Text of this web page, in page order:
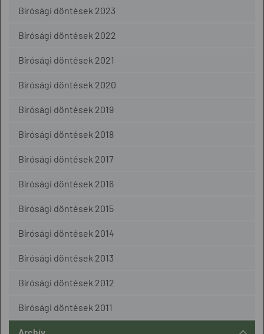
Bírósági döntések 2023
Bírósági döntések 2022
Bírósági döntések 2021
Bírósági döntések 2020
Bírósági döntések 2019
Bírósági döntések 2018
Bírósági döntések 2017
Bírósági döntések 2016
Bírósági döntések 2015
Bírósági döntések 2014
Bírósági döntések 2013
Bírósági döntések 2012
Bírósági döntések 2011